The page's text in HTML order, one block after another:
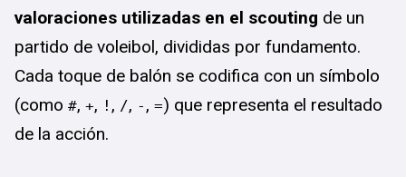
valoraciones utilizadas en el scouting de un
partido de voleibol, divididas por fundamento.
Cada toque de balón se codifica con un símbolo
(como #, +, ! , /, - , =) que representa el resultado
de la acción.